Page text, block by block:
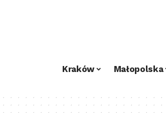
Kraków Małopolska